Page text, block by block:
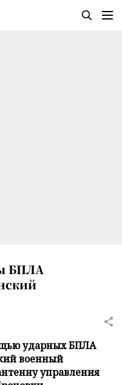
БПЛА
ударных БПЛА
военный
управления